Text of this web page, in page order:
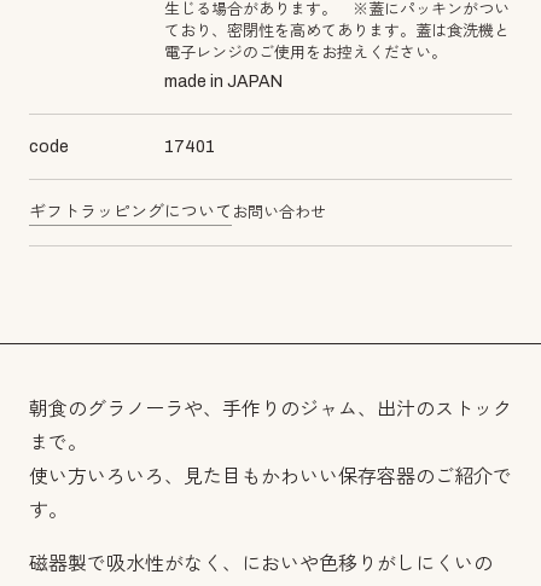
生じる場合があります。 ※蓋にパッキンがつい
ており、密閉性を高めてあります。蓋は食洗機と
電子レンジのご使用をお控えください。
made in JAPAN
code 17401
ギフトラッピングについて お問い合わせ
朝食のグラノーラや、手作りのジャム、出汁のストック
まで。
使い方いろいろ、見た目もかわいい保存容器のご紹介で
す。
磁器製で吸水性がなく、においや色移りがしにくいの